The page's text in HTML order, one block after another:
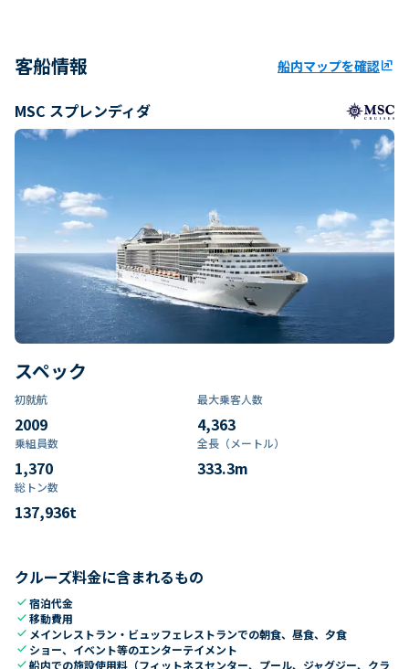
客船情報 船内マップを確認ungroup
MSC スプレンディダ
スペック
初就航
2009
最大乗客人数
4,363
乗組員数​
1,370
全長（メートル）
333.3m
総トン数​
137,936t
クルーズ料金に含まれるもの
check宿泊代金
check移動費用
check メインレストラン・ビュッフェレストランでの朝食、昼食、夕食
check ショー、イベント等のエンターテイメント
check船内での施設使用料（フィットネスセンター、プール、ジャグジー、クラ